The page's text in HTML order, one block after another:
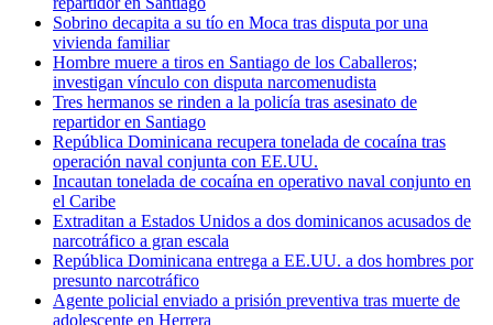
Sobrino decapita a su tío en Moca tras disputa por una
vivienda familiar
Hombre muere a tiros en Santiago de los Caballeros;
investigan vínculo con disputa narcomenudista
Tres hermanos se rinden a la policía tras asesinato de
repartidor en Santiago
República Dominicana recupera tonelada de cocaína tras
operación naval conjunta con EE.UU.
Incautan tonelada de cocaína en operativo naval conjunto en
el Caribe
Extraditan a Estados Unidos a dos dominicanos acusados de
narcotráfico a gran escala
República Dominicana entrega a EE.UU. a dos hombres por
presunto narcotráfico
Agente policial enviado a prisión preventiva tras muerte de
adolescente en Herrera